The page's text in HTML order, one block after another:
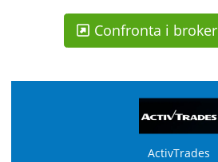
Confronta i
ActivTrades